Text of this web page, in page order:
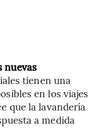
nuevas
tienen una
en los viajes
que la lavandería
a medida